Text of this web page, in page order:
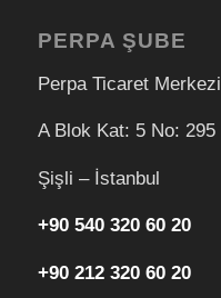
PERPA ŞUBE
Perpa Ticaret Merkezi
A Blok Kat: 5 No: 295
Şişli – İstanbul
+90 540 320 60 20
+90 212 320 60 20